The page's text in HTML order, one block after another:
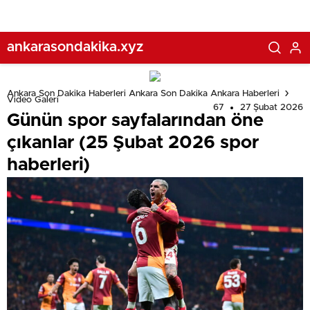
ankarasondakika.xyz
Ankara Son Dakika Haberleri Ankara Son Dakika Ankara Haberleri
Video Galeri
67
27 Şubat 2026
Günün spor sayfalarından öne
çıkanlar (25 Şubat 2026 spor
haberleri)